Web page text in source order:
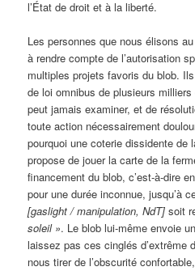
l’État de droit et à la liberté.
Les personnes que nous élisons
à rendre compte de l’autorisation
multiples projets favoris du blob.
de loi omnibus de plusieurs
peut jamais examiner, et de
toute action nécessairement
pourquoi une coterie dissidente de
propose de jouer la carte de la
financement du blob, c’est-à-dire
pour une durée inconnue, jusqu’à
[gaslight / manipulation, NdT] soit
soleil ». Le blob lui-même envoie
laissez pas ces cinglés d’extrême
nous tirer de l’obscurité